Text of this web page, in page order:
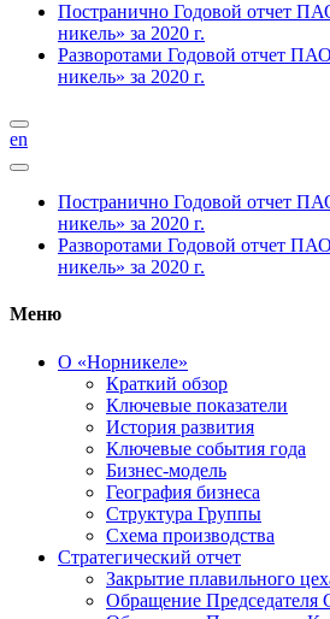
Постранично Годовой отчет
никель» за 2020 г.
Разворотами Годовой отчет
никель» за 2020 г.
en
Постранично Годовой отчет
никель» за 2020 г.
Разворотами Годовой отчет
никель» за 2020 г.
Меню
О «Норникеле»
Краткий обзор
Ключевые показатели
История развития
Ключевые события года
Бизнес-модель
География бизнеса
Структура Группы
Схема производства
Стратегический отчет
Закрытие плавильного
Обращение Председателя